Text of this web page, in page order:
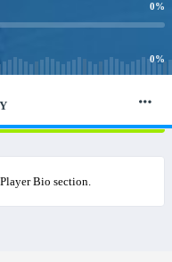
0%
0%
Bio section.